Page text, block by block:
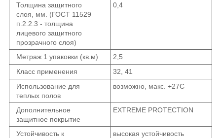
Толщина защитного
слоя, мм. (ГОСТ 11529
п.2.2.3 - толщина
лицевого защитного
прозрачного слоя)
0,4
Метраж 1 упаковки (кв.м)
2,5
Класс применения
32, 41
Использование для
теплых полов
возможно, макс. +27С
Дополнительное
защитное покрытие
EXTREME PROTECTION
Устойчивость к
высокая устойчивость